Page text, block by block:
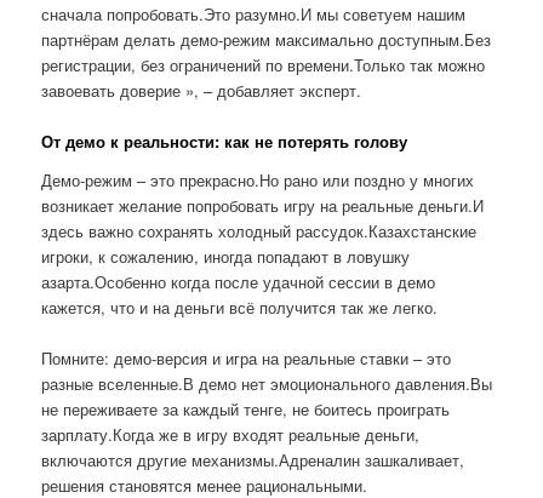
сначала попробовать.Это разумно.И мы советуем нашим
партнёрам делать демо-режим максимально доступным.Без
регистрации, без ограничений по времени.Только так можно
завоевать доверие », – добавляет эксперт.
От демо к реальности: как не потерять голову
Демо-режим – это прекрасно.Но рано или поздно у многих
возникает желание попробовать игру на реальные деньги.И
здесь важно сохранять холодный рассудок.Казахстанские
игроки, к сожалению, иногда попадают в ловушку
азарта.Особенно когда после удачной сессии в демо
кажется, что и на деньги всё получится так же легко.
Помните: демо-версия и игра на реальные ставки – это
разные вселенные.В демо нет эмоционального давления.Вы
не переживаете за каждый тенге, не боитесь проиграть
зарплату.Когда же в игру входят реальные деньги,
включаются другие механизмы.Адреналин зашкаливает,
решения становятся менее рациональными.